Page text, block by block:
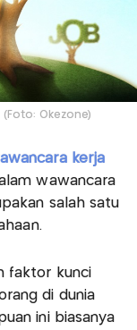
Okezone)
kerja
wawancara
salah satu
faktor kunci
di dunia
ini biasanya